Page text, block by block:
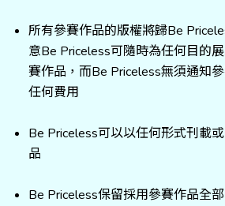
所有參賽作品的版權將歸Be
意Be Priceless可隨時為任何目的
賽作品，而Be Priceless無須通知
任何費用
Be Priceless可以以任何形式刊載
品
Be Priceless保留採用參賽作品全